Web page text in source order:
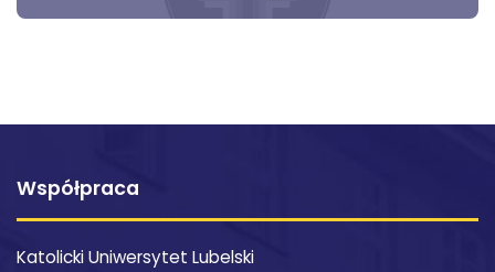
Współpraca
Katolicki Uniwersytet Lubelski